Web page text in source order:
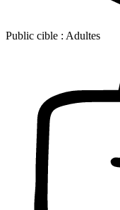
Public cible : Adultes